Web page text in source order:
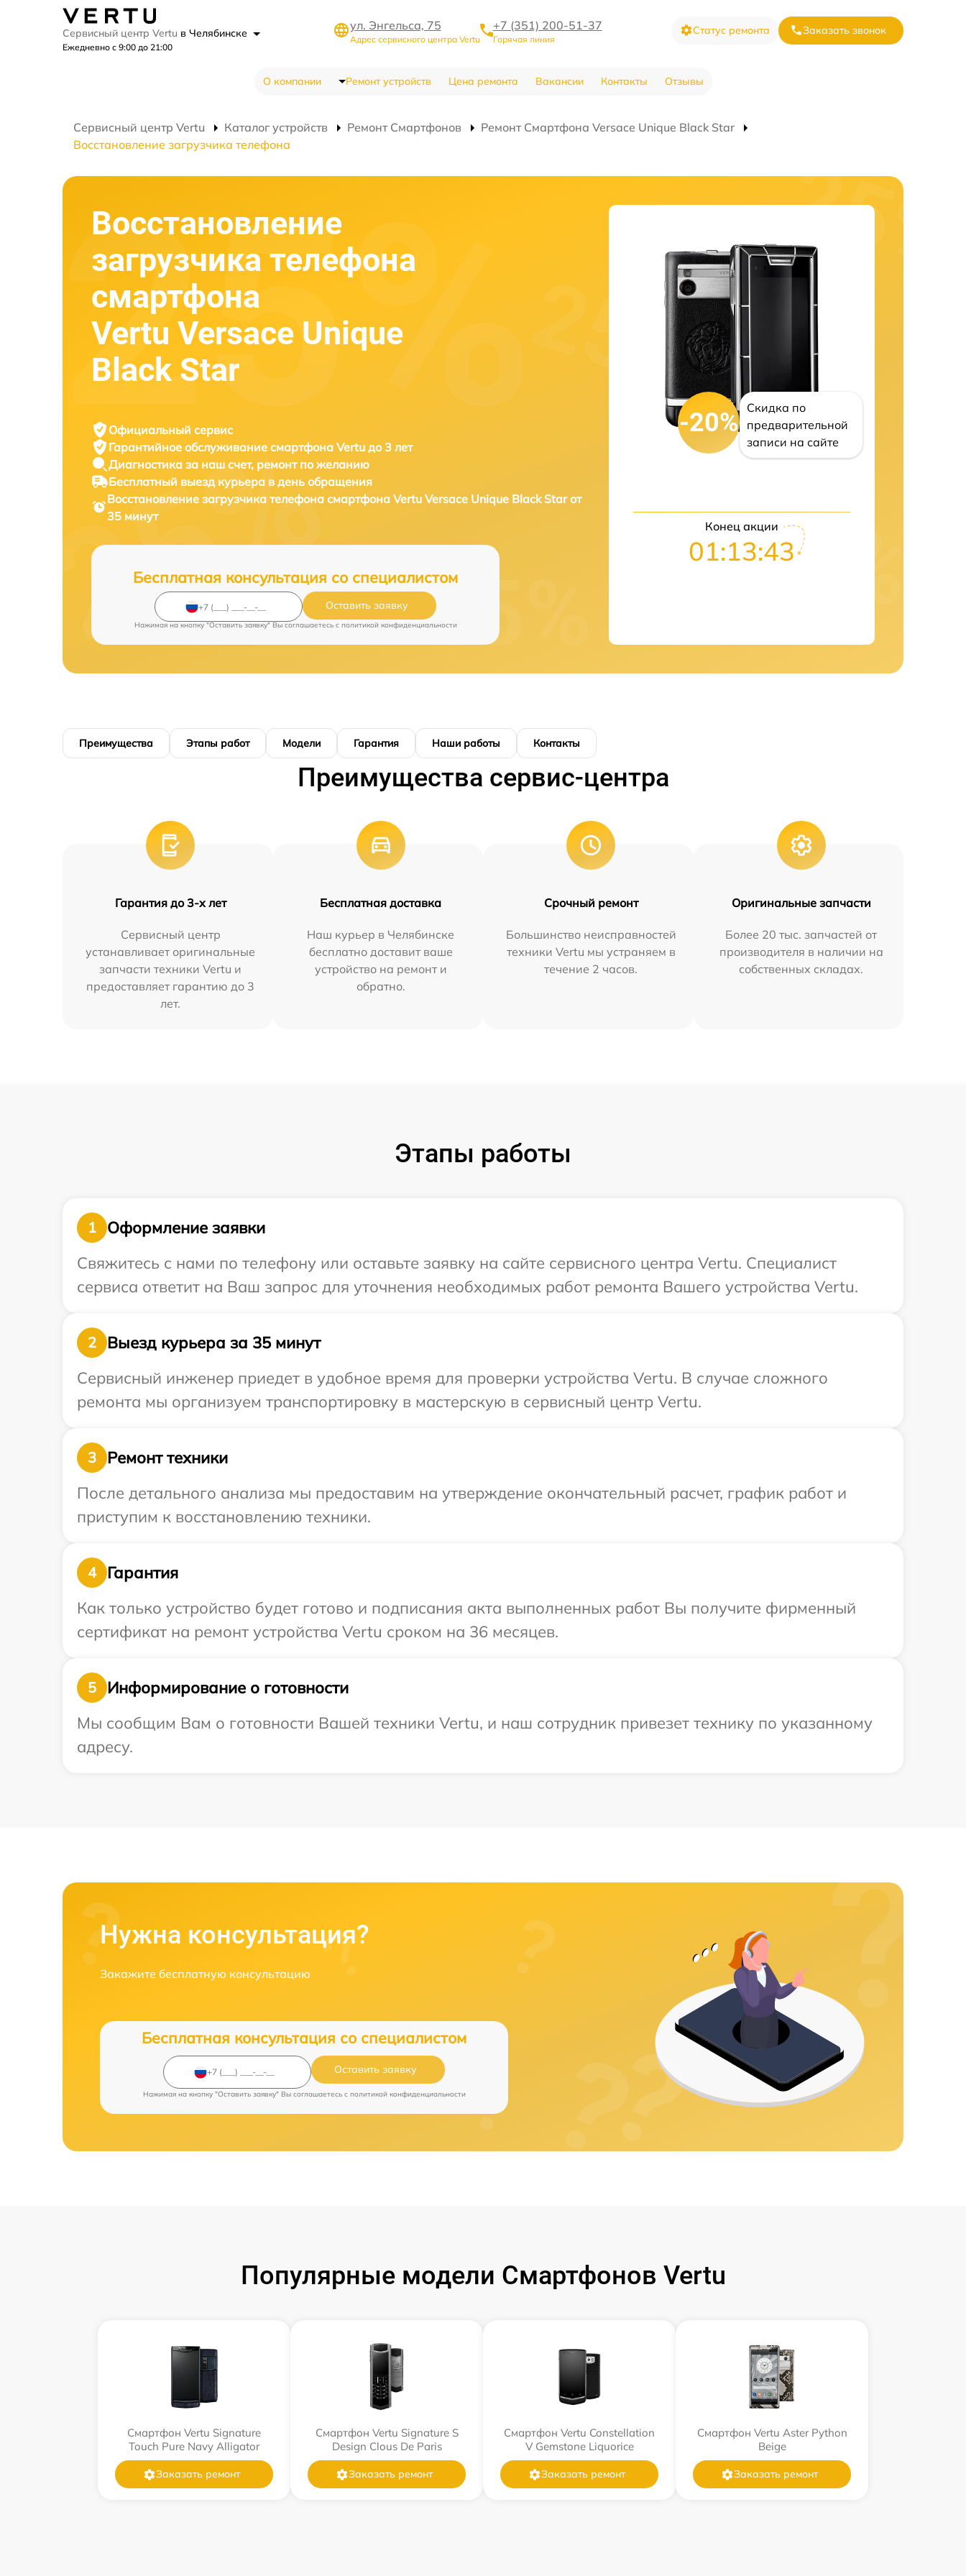
Сервисный центр Vertu в Челябинске
Ежедневно с 9:00 до 21:00
ул. Энгельса, 75
Адрес сервисного центра Vertu
+7 (351) 200-51-37
Горячая линия
Статус ремонта Заказать звонок
О компании Ремонт устройств Цена ремонта Вакансии Контакты Отзывы
Сервисный центр Vertu Каталог устройств Ремонт Смартфонов
Ремонт Смартфона Versace Unique Black Star
Восстановление загрузчика телефона
Восстановление
загрузчика телефона
смартфона
Vertu Versace Unique
Black Star
Официальный сервис
Гарантийное обслуживание смартфона Vertu до 3 лет
Диагностика за наш счет, ремонт по желанию
Бесплатный выезд курьера в день обращения
Восстановление загрузчика телефона смартфона Vertu Versace Unique Black Star от
35 минут
Бесплатная консультация со специалистом
Оставить заявку
Нажимая на кнопку "Оставить заявку" Вы соглашаетесь c политикой конфиденциальности
-20%
Скидка по
предварительной
записи на сайте
Конец акции
01:13:42
Преимущества Этапы работ Модели Гарантия Наши работы Контакты
Преимущества сервис-центра
Гарантия до 3-х лет
Сервисный центр
устанавливает оригинальные
запчасти техники Vertu и
предоставляет гарантию до 3
лет.
Бесплатная доставка
Наш курьер в Челябинске
бесплатно доставит ваше
устройство на ремонт и
обратно.
Срочный ремонт
Большинство неисправностей
техники Vertu мы устраняем в
течение 2 часов.
Оригинальные запчасти
Более 20 тыс. запчастей от
производителя в наличии на
собственных складах.
Этапы работы
1
Оформление заявки
Свяжитесь с нами по телефону или оставьте заявку на сайте сервисного центра Vertu. Специалист
сервиса ответит на Ваш запрос для уточнения необходимых работ ремонта Вашего устройства Vertu.
2
Выезд курьера за 35 минут
Сервисный инженер приедет в удобное время для проверки устройства Vertu. В случае сложного
ремонта мы организуем транспортировку в мастерскую в сервисный центр Vertu.
3
Ремонт техники
После детального анализа мы предоставим на утверждение окончательный расчет, график работ и
приступим к восстановлению техники.
4
Гарантия
Как только устройство будет готово и подписания акта выполненных работ Вы получите фирменный
сертификат на ремонт устройства Vertu сроком на 36 месяцев.
5
Информирование о готовности
Мы сообщим Вам о готовности Вашей техники Vertu, и наш сотрудник привезет технику по указанному
адресу.
Нужна консультация?
Закажите бесплатную консультацию
Бесплатная консультация со специалистом
Оставить заявку
Нажимая на кнопку "Оставить заявку" Вы соглашаетесь c политикой конфиденциальности
Популярные модели Смартфонов Vertu
Смартфон Vertu Signature
Touch Pure Navy Alligator
Заказать ремонт
Смартфон Vertu Signature S
Design Clous De Paris
Заказать ремонт
Смартфон Vertu Constellation
V Gemstone Liquorice
Заказать ремонт
Смартфон Vertu Aster Python
Beige
Заказать ремонт